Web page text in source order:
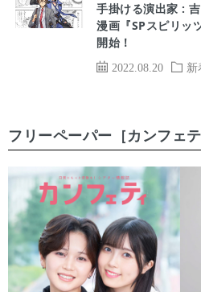
2022.08.20 新
手掛ける演出家 :
漫画『SPスピリ
開始！
フリーペーパー［カンフェテ